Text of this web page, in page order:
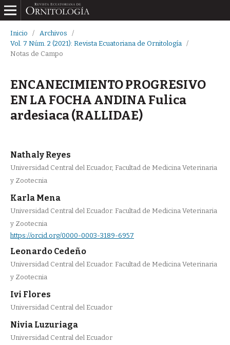
Inicio / Archivos
/
Vol. 7 Núm. 2 (2021): Revista Ecuatoriana de Ornitología
/
Notas de Campo
ENCANECIMIENTO PROGRESIVO
EN LA FOCHA ANDINA Fulica
ardesiaca (RALLIDAE)
Nathaly Reyes
Universidad Central del Ecuador, Facultad de Medicina Veterinaria
y Zootecnia
Karla Mena
Universidad Central del Ecuador. Facultad de Medicina Veterinaria
y Zootecnia
https://orcid.org/0000-0003-3189-6957
Leonardo Cedeño
Universidad Central del Ecuador. Facultad de Medicina Veterinaria
y Zootecnia
Ivi Flores
Universidad Central del Ecuador
Nivia Luzuriaga
Universidad Central del Ecuador